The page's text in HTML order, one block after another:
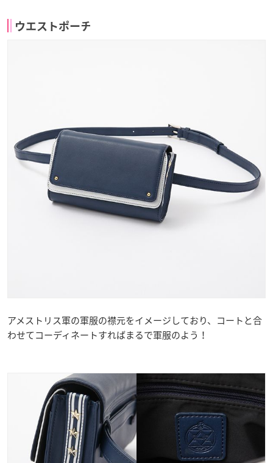
ウエストポーチ
アメストリス軍の軍服の襟元をイメージしており、コートと合
わせてコーディネートすればまるで軍服のよう！